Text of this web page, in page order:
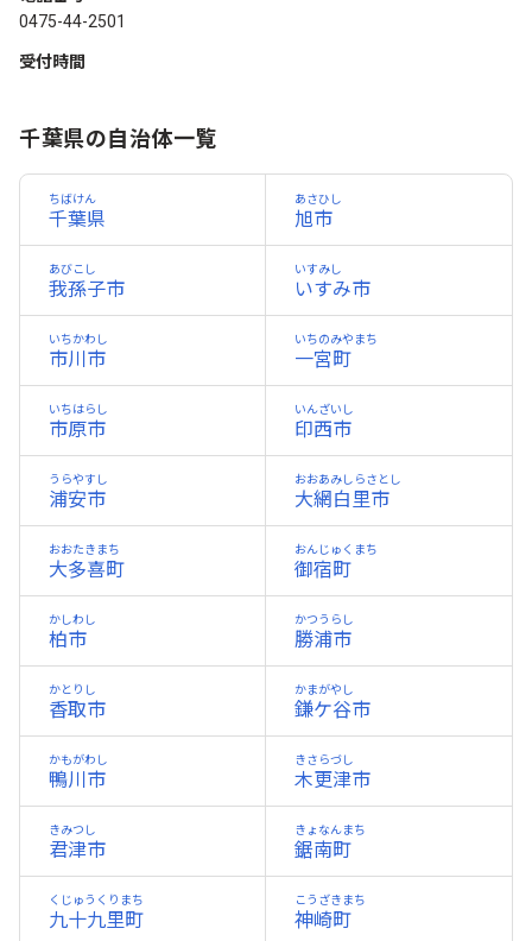
0475-44-2501
受付時間
千葉県の自治体一覧
千葉県
ちばけん
旭市
あさひし
我孫子市
あびこし
いすみ市
いすみし
市川市
いちかわし
一宮町
いちのみやまち
市原市
いちはらし
印西市
いんざいし
浦安市
うらやすし
大網白里市
おおあみしらさとし
大多喜町
おおたきまち
御宿町
おんじゅくまち
柏市
かしわし
勝浦市
かつうらし
香取市
かとりし
鎌ケ谷市
かまがやし
鴨川市
かもがわし
木更津市
きさらづし
君津市
きみつし
鋸南町
きょなんまち
九十九里町
くじゅうくりまち
神崎町
こうざきまち